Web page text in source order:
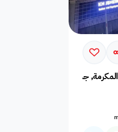
جدة, النزهة